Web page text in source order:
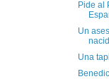
Pide al
Un
Una